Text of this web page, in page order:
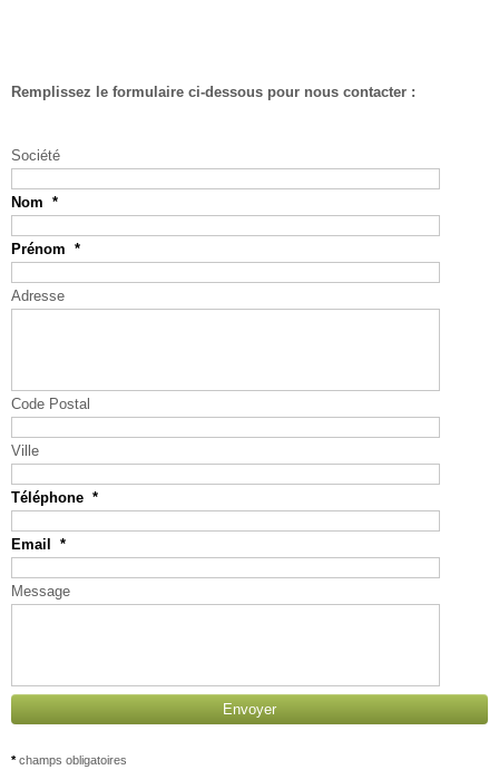
Remplissez le formulaire ci-dessous pour nous contacter :
Société
Nom *
Prénom *
Adresse
Code Postal
Ville
Téléphone *
Email *
Message
*champs obligatoires